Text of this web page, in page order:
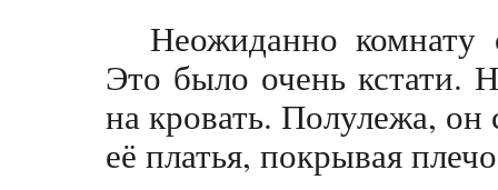
Неожиданно комнату
Это было очень кстати.
на кровать. Полулежа, он
её платья, покрывая